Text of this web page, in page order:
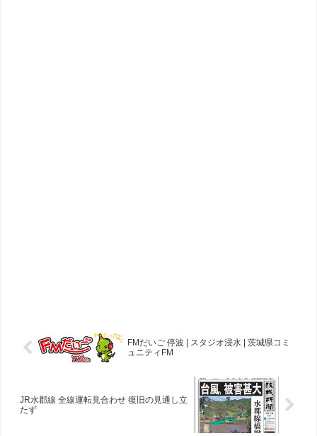
FMだいご 停波 | スタジオ浸水 | 茨城県コミ
ュニティFM
JR水郡線 全線運転見合わせ 復旧の見通し立
たず